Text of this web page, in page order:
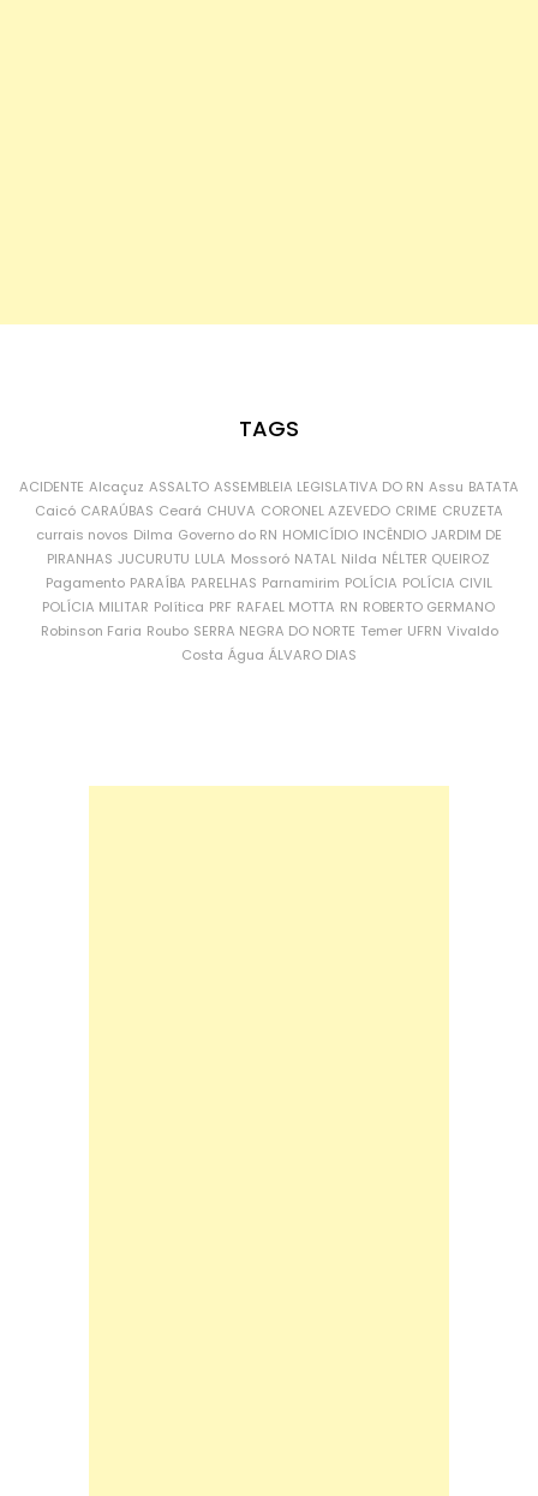
TAGS
ACIDENTE Alcaçuz ASSALTO ASSEMBLEIA LEGISLATIVA DO RN Assu BATATA
Caicó CARAÚBAS Ceará CHUVA CORONEL AZEVEDO CRIME CRUZETA
currais novos Dilma Governo do RN HOMICÍDIO INCÊNDIO JARDIM DE
PIRANHAS JUCURUTU LULA Mossoró NATAL Nilda NÉLTER QUEIROZ
Pagamento PARAÍBA PARELHAS Parnamirim POLÍCIA POLÍCIA CIVIL
POLÍCIA MILITAR Política PRF RAFAEL MOTTA RN ROBERTO GERMANO
Robinson Faria Roubo SERRA NEGRA DO NORTE Temer UFRN Vivaldo
Costa Água ÁLVARO DIAS